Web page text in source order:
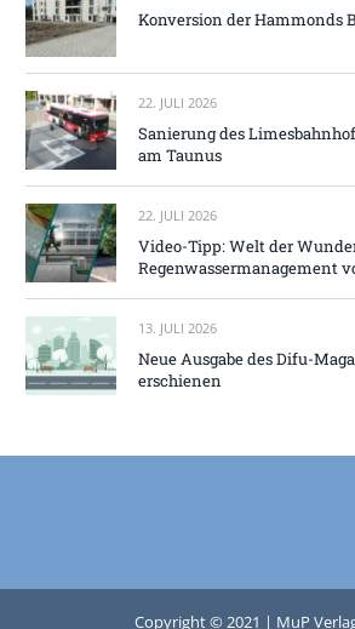
Konversion der Hammonds
22. JULI 2026
Sanierung des
am Taunus
22. JULI 2026
Video-Tipp: Welt der
Regenwassermanagement
13. JULI 2026
Neue Ausgabe des Difu-
erschienen
Copyright © 2021 | MuP